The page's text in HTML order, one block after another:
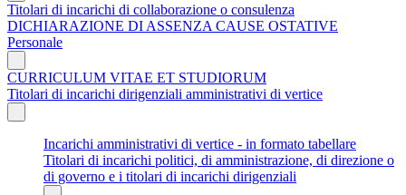
Titolari di incarichi di collaborazione o consulenza
DICHIARAZIONE DI ASSENZA CAUSE OSTATIVE
Personale
CURRICULUM VITAE ET STUDIORUM
Titolari di incarichi dirigenziali amministrativi di vertice
Incarichi amministrativi di vertice - in formato tabellare
Titolari di incarichi politici, di amministrazione, di direzione o
di governo e i titolari di incarichi dirigenziali